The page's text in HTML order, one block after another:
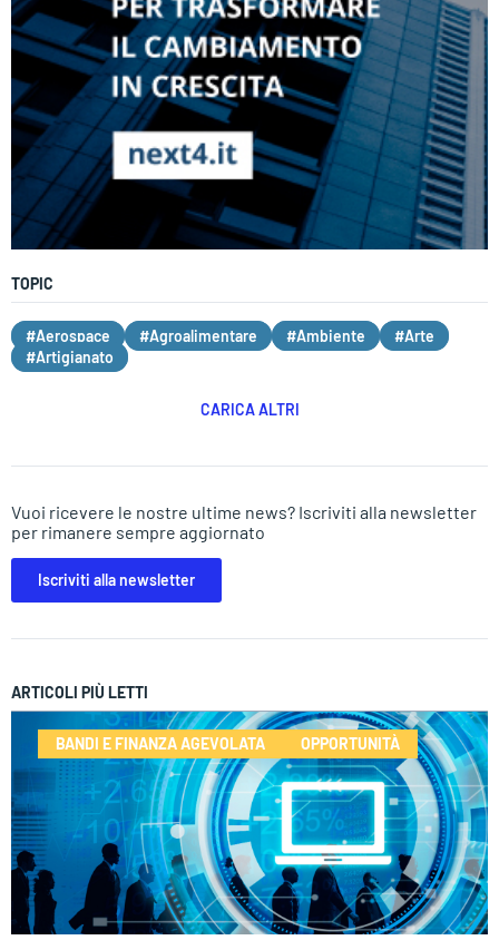
TOPIC
#Aerospace #Agroalimentare #Ambiente
#Arte
#Artigianato
CARICA ALTRI
Vuoi ricevere le nostre ultime news? Iscriviti alla newsletter
per rimanere sempre aggiornato
Iscriviti alla newsletter
ARTICOLI PIÙ LETTI
BANDI E FINANZA AGEVOLATA OPPORTUNITÀ